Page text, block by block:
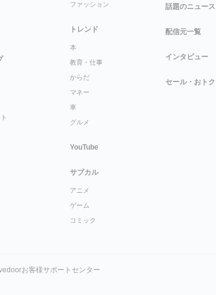
ファッション
トレンド
本
教育・仕事
からだ
マネー
車
グルメ
YouTube
サブカル
アニメ
ゲーム
コミック
話題のニュース
配信元一覧
インタビュー
セール・おトク
お客様サポートセンター